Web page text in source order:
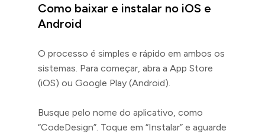
Como baixar e instalar no iOS e
Android
O processo é simples e rápido em ambos os
sistemas. Para começar, abra a App Store
(iOS) ou Google Play (Android).
Busque pelo nome do aplicativo, como
“CodeDesign”. Toque em “Instalar” e aguarde